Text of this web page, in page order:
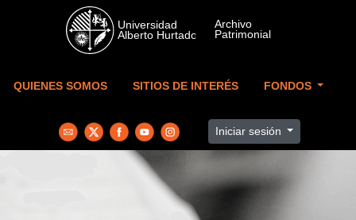
Skip to main content
QUIENES SOMOS SITIOS DE INTERÉS FONDOS
Iniciar sesión